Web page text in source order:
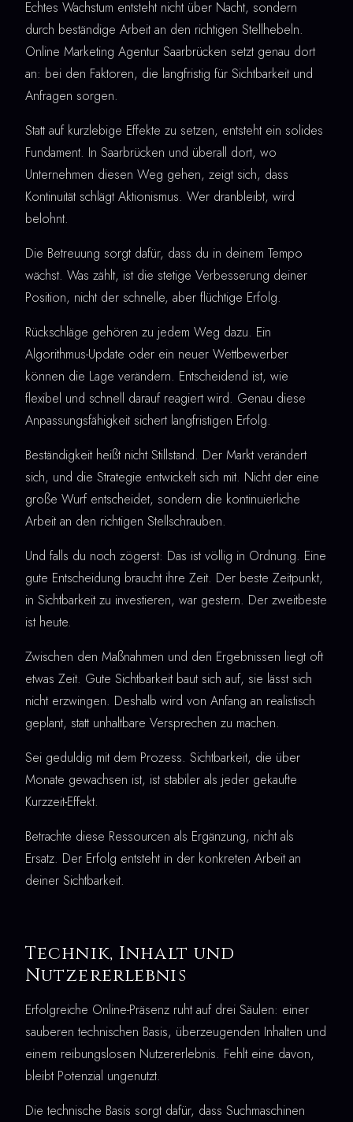
Echtes Wachstum entsteht nicht über Nacht, sondern
durch beständige Arbeit an den richtigen Stellhebeln.
Online Marketing Agentur Saarbrücken setzt genau dort
an: bei den Faktoren, die langfristig für Sichtbarkeit und
Anfragen sorgen.
Statt auf kurzlebige Effekte zu setzen, entsteht ein solides
Fundament. In Saarbrücken und überall dort, wo
Unternehmen diesen Weg gehen, zeigt sich, dass
Kontinuität schlägt Aktionismus. Wer dranbleibt, wird
belohnt.
Die Betreuung sorgt dafür, dass du in deinem Tempo
wächst. Was zählt, ist die stetige Verbesserung deiner
Position, nicht der schnelle, aber flüchtige Erfolg.
Rückschläge gehören zu jedem Weg dazu. Ein
Algorithmus-Update oder ein neuer Wettbewerber
können die Lage verändern. Entscheidend ist, wie
flexibel und schnell darauf reagiert wird. Genau diese
Anpassungsfähigkeit sichert langfristigen Erfolg.
Beständigkeit heißt nicht Stillstand. Der Markt verändert
sich, und die Strategie entwickelt sich mit. Nicht der eine
große Wurf entscheidet, sondern die kontinuierliche
Arbeit an den richtigen Stellschrauben.
Und falls du noch zögerst: Das ist völlig in Ordnung. Eine
gute Entscheidung braucht ihre Zeit. Der beste Zeitpunkt,
in Sichtbarkeit zu investieren, war gestern. Der zweitbeste
ist heute.
Zwischen den Maßnahmen und den Ergebnissen liegt oft
etwas Zeit. Gute Sichtbarkeit baut sich auf, sie lässt sich
nicht erzwingen. Deshalb wird von Anfang an realistisch
geplant, statt unhaltbare Versprechen zu machen.
Sei geduldig mit dem Prozess. Sichtbarkeit, die über
Monate gewachsen ist, ist stabiler als jeder gekaufte
Kurzzeit-Effekt.
Betrachte diese Ressourcen als Ergänzung, nicht als
Ersatz. Der Erfolg entsteht in der konkreten Arbeit an
deiner Sichtbarkeit.
Technik, Inhalt und
Nutzererlebnis
Erfolgreiche Online-Präsenz ruht auf drei Säulen: einer
sauberen technischen Basis, überzeugenden Inhalten und
einem reibungslosen Nutzererlebnis. Fehlt eine davon,
bleibt Potenzial ungenutzt.
Die technische Basis sorgt dafür, dass Suchmaschinen